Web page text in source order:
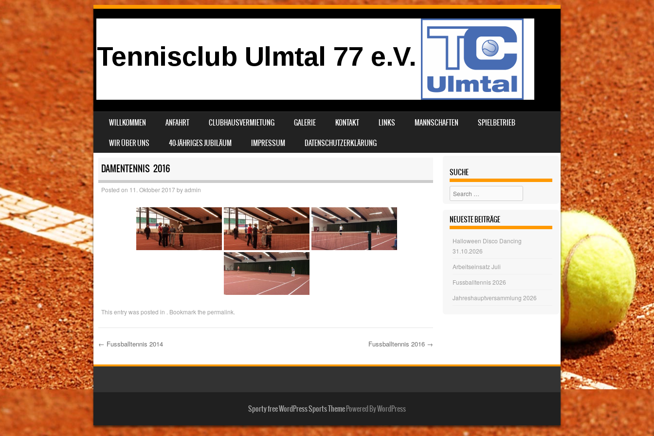
MENU
SKIP TO CONTENT
WILLKOMMEN ANFAHRT CLUBHAUSVERMIETUNG GALERIE KONTAKT LINKS MANNSCHAFTEN
SPIELBETRIEB
WIR ÜBER UNS
40-JÄHRIGES JUBILÄUM IMPRESSUM DATENSCHUTZERKLÄRUNG
DAMENTENNIS 2016
Posted on 11. Oktober 2017byadmin
This entry was posted in . Bookmark the permalink
Post navigation
← Fussballtennis 2014 Fussballtennis 2016 →
SUCHE
Search
NEUESTE BEITRÄGE
Halloween Disco Dancing
31.10.2026
Arbeitseinsatz Juli
Fussballtennis 2026
Jahreshauptversammlung 2026
Sporty free WordPress Sports ThemePowered By WordPress